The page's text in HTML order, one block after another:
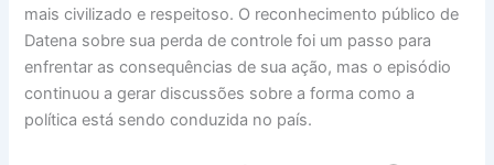
mais civilizado e respeitoso. O reconhecimento público de
Datena sobre sua perda de controle foi um passo para
enfrentar as consequências de sua ação, mas o episódio
continuou a gerar discussões sobre a forma como a
política está sendo conduzida no país.